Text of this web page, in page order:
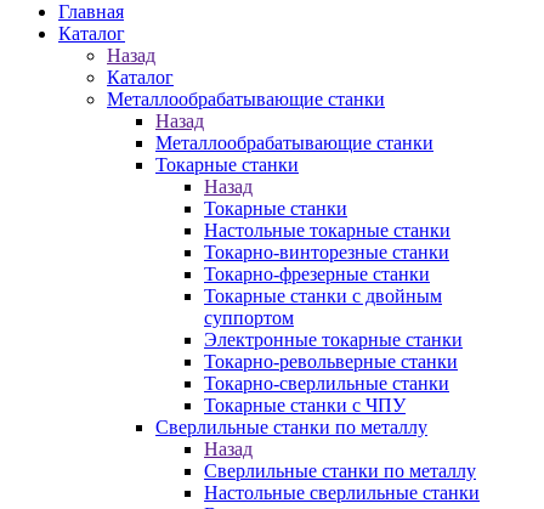
Главная
Каталог
Назад
Каталог
Металлообрабатывающие станки
Назад
Металлообрабатывающие станки
Токарные станки
Назад
Токарные станки
Настольные токарные станки
Токарно-винторезные станки
Токарно-фрезерные станки
Токарные станки с двойным
суппортом
Электронные токарные станки
Токарно-револьверные станки
Токарно-сверлильные станки
Токарные станки с ЧПУ
Сверлильные станки по металлу
Назад
Сверлильные станки по металлу
Настольные сверлильные станки